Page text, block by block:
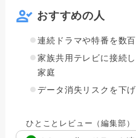
おすすめの人
連続ドラマや特番を数
家族共用テレビに接続
家庭
データ消失リスクを下
ひとことレビュー（編集部）